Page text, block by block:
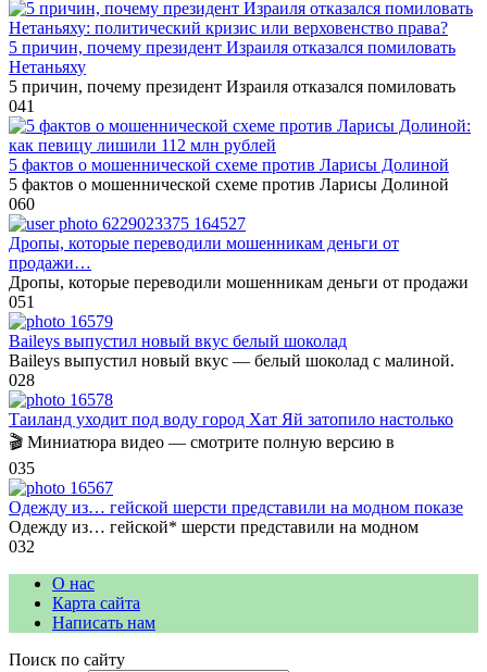
5 причин, почему президент Израиля отказался помиловать
Нетаньяху
5 причин, почему президент Израиля отказался помиловать
041
5 фактов о мошеннической схеме против Ларисы Долиной
5 фактов о мошеннической схеме против Ларисы Долиной
060
Дропы, которые переводили мошенникам деньги от
продажи…
Дропы, которые переводили мошенникам деньги от продажи
051
Baileys выпустил новый вкус белый шоколад
Baileys выпустил новый вкус — белый шоколад с малиной.
028
Таиланд уходит под воду город Хат Яй затопило настолько
🎬 Миниатюра видео — смотрите полную версию в
035
Одежду из… гейской шерсти представили на модном показе
Одежду из… гейской* шерсти представили на модном
032
О нас
Карта сайта
Написать нам
Поиск по сайту